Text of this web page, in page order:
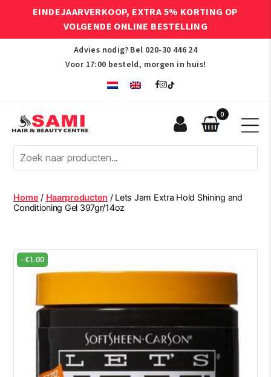
EINDEJAARVERKOOP, EXTRA 5% KORTING OP
VOLGENDE ONLINE BESTELLING
Advies nodig? Bel 020-30 446 24
Voor 17:00 besteld, morgen in huis!
Afro
Hair
Beauty
Centre
0
Home / Haarproducten / Lets Jam Extra Hold Shining and
Conditioning Gel 397gr/14oz
-€1.00